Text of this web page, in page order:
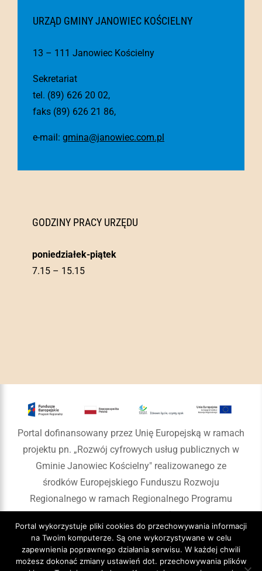
URZĄD GMINY JANOWIEC KOŚCIELNY
13 – 111 Janowiec Kościelny
Sekretariat
tel. (89) 626 20 02,
faks (89) 626 21 86,
e-mail: gmina@janowiec.com.pl
GODZINY PRACY URZĘDU
poniedziałek-piątek
7.15 – 15.15
Portal dofinansowany przez Unię Europejską w ramach
projektu pn. „Rozwój cyfrowych usług publicznych w
Gminie Janowiec Kościelny" realizowanego ze
środków Europejskiego Funduszu Rozwoju
Regionalnego w ramach Regionalnego Programu
Operacyjnego Województwa Warmińsko-Mazurskiego
na lata 2014-2020
Portal wykorzystuje pliki cookies do przechowywania informacji
na Twoim komputerze. Są one wykorzystywane w celu
zapewnienia poprawnego działania serwisu. W każdej chwili
możesz dokonać zmiany ustawień dot. przechowywania plików